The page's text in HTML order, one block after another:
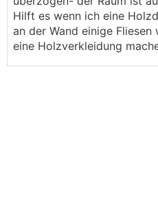
Hilft es wenn ich eine
an der Wand einige
eine Holzverkleidung